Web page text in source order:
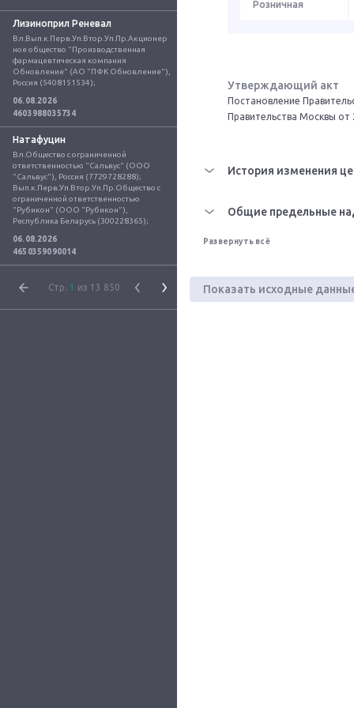
Лизиноприл Реневал
Вл.Вып.к.Перв.Уп.Втор.Уп.Пр.Акционер
ное общество "Производственная
фармацевтическая компания
Обновление" (АО "ПФК Обновление"),
Россия (5408151534);
06.08.2026
4603988035734
Натафуцин
Вл.Общество с ограниченной
ответственностью "Сальвус" (ООО
"Сальвус"), Россия (7729728288);
Вып.к.Перв.Уп.Втор.Уп.Пр.Общество с
ограниченной ответственностью
"Рубикон" (ООО "Рубикон"),
Республика Беларусь (300228365);
06.08.2026
4650359090014
Стр. 1 из 13 850
Розничная
Утверждающий акт
Постановление
Правительства Москвы
История изменения
Общие предельные
Развернуть всё
Показать исходные